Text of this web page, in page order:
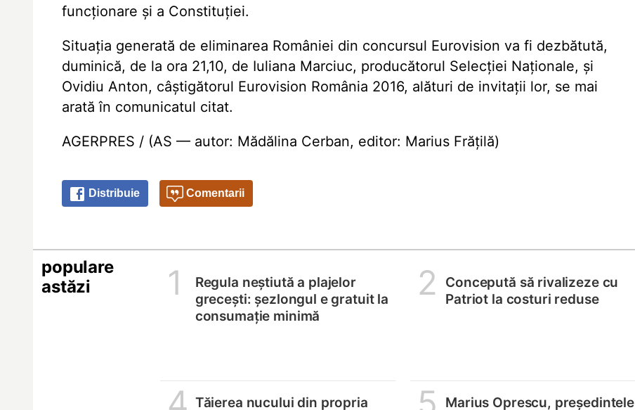
funcționare și a Constituției.
Situația generată de eliminarea României din concursul Eurovision va fi dezbătută,
duminică, de la ora 21,10, de Iuliana Marciuc, producătorul Selecției Naționale, și
Ovidiu Anton, câștigătorul Eurovision România 2016, alături de invitații lor, se mai
arată în comunicatul citat.
AGERPRES / (AS — autor: Mădălina Cerban, editor: Marius Frățilă)
Distribuie Comentarii
populare
astăzi
1
Regula neștiută a plajelor
grecești: șezlongul e gratuit la
consumație minimă
2
Concepută să rivalizeze cu
Patriot la costuri reduse
Tăierea nucului din propria Marius Oprescu, președintele